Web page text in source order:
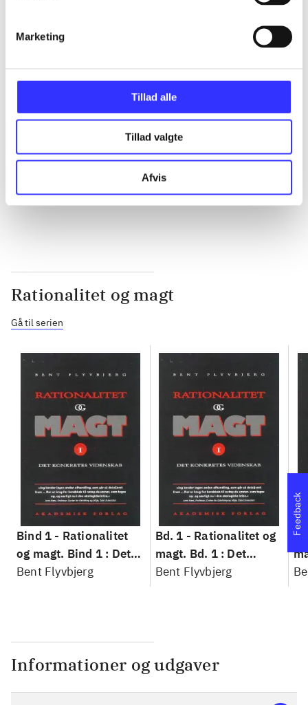
Marketing
Tillad alle
Tillad valgte
Afvis
...
Rationalitet og magt
Gå til serien
Bind 1 - Rationalitet
og magt. Bind 1 : Det
konkretes videnskab
Bent Flyvbjerg
Bd. 1 - Rationalitet og
magt. Bd. 1 : Det
konkretes videnskab
Bent Flyvbjerg
Informationer og udgaver
Feedback